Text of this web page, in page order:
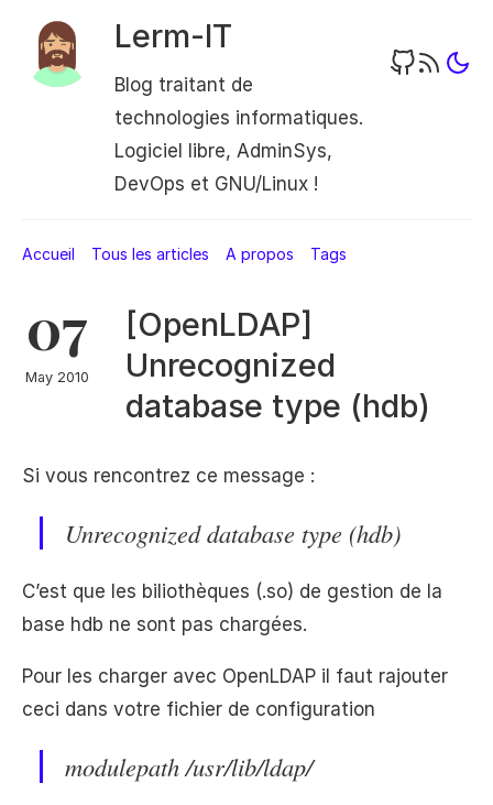
Lerm-IT
Blog traitant de
technologies informatiques.
Logiciel libre, AdminSys,
DevOps et GNU/Linux !
Accueil Tous les articles A propos Tags
07
May 2010
[OpenLDAP]
Unrecognized
database type (hdb)
Si vous rencontrez ce message :
Unrecognized database type (hdb)
C’est que les biliothèques (.so) de gestion de la
base hdb ne sont pas chargées.
Pour les charger avec OpenLDAP il faut rajouter
ceci dans votre fichier de configuration
modulepath /usr/lib/ldap/